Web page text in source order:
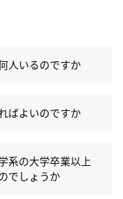
人いるのですか
ばよいのですか
系の大学卒業以上
でしょうか